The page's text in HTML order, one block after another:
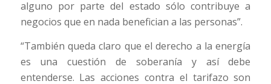
alguno por parte del estado sólo contribuye a
negocios que en nada benefician a las personas”.
“También queda claro que el derecho a la energía
es una cuestión de soberanía y así debe
entenderse. Las acciones contra el tarifazo son